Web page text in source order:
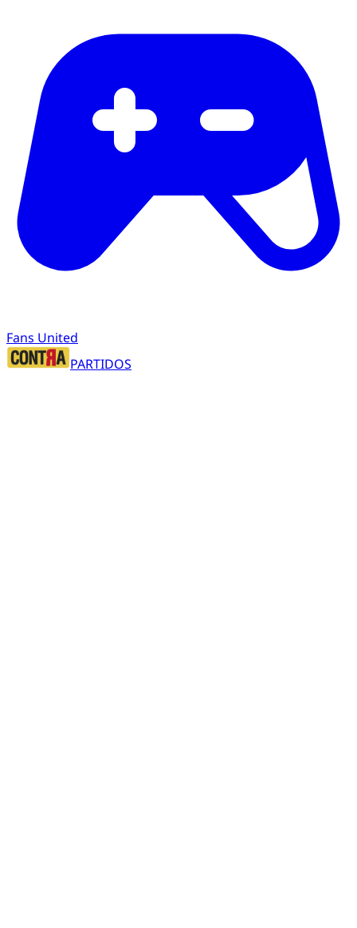
Fans United
PARTIDOS